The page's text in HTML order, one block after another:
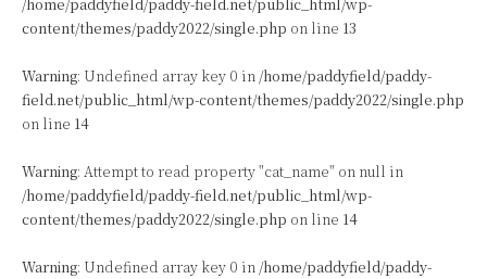
content/themes/paddy2022/single.php on line 13
Warning: Undefined array key 0 in /home/paddyfield/paddy-
field.net/public_html/wp-content/themes/paddy2022/single.php
on line 14
Warning: Attempt to read property "cat_name" on null in
/home/paddyfield/paddy-field.net/public_html/wp-
content/themes/paddy2022/single.php on line 14
Warning: Undefined array key 0 in /home/paddyfield/paddy-